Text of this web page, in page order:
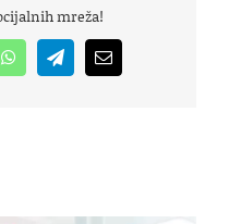
mreža!
WhatsAppTelegramEmail